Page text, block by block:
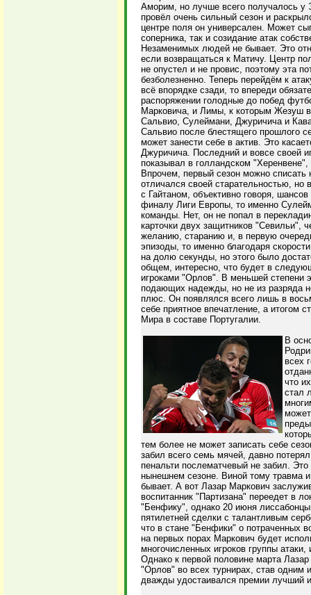
Аморим, но лучше всего получалось у
провёл очень сильный сезон и
центре поля он универсален. Может
соперника, так и созидание атак
Незаменимых людей не бывает. Это
если возвращаться к Матичу. Центр
не опустел и не провис, поэтому эта
безболезненно. Теперь перейдём к
всё впорядке сзади, то впереди
распоряжении голодные до побед
Марковича, и Лимы, к которым Жезуш
Сальвио, Сулеймани, Джуричича и
Сальвио после блестящего прошлого
может занести себе в актив. Это
Джуричича. Последний и вовсе своей
показывал в голландском
Впрочем, первый сезон можно
отличался своей старательностью,
с Гайтаном, объективно говоря,
финалу Лиги Европы, то именно
команды. Нет, он не попал в
карточки двух защитников "Севильи",
желанию, старанию и, в первую
эпизоды, то именно благодаря
на долю секунды, но этого было
общем, интересно, что будет в
игроками "Орлов". В меньшей степени
подающих надежды, но не из разряда
плюс. Он появлялся всего лишь в
себе приятное впечатление, а итогом
Мира в составе Португалии.
В
всех
что
стал
тем более не может записать себе
забил всего семь мячей, давно
пенальти послематчевый не забил.
нынешнем сезоне. Виной тому травма
бывает. А вот Лазар Маркович
воспитанник "Партизана" переедет в
"Бенфику", однако 20 июня
пятилетней сделки с талантливым
что в стане "Бенфики" о потраченных
на первых порах Маркович будет
многочисленных игроков группы
Однако к первой половине марта
"Орлов" во всех турнирах, став одним
дважды удостаивался премии лучший